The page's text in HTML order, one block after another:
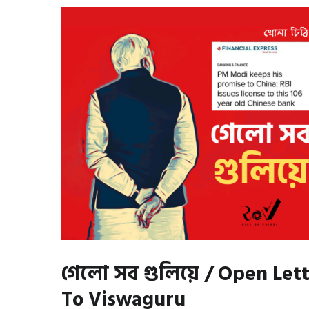
গেলো সব গুলিয়ে / Open
To Viswaguru